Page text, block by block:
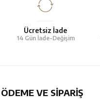
Ücretsiz İade
14 Gün İade-Değişim
ÖDEME VE SİPARİŞ